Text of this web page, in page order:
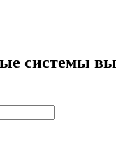
системы